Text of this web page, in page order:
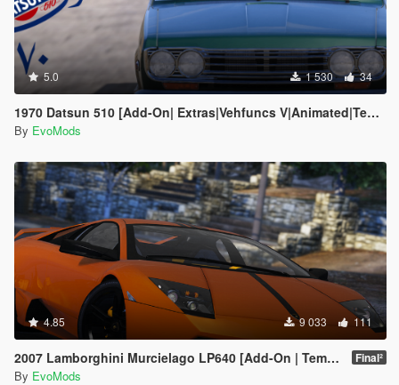
5.0 1 530 34
1970 Datsun 510 [Add-On| Extras|Vehfuncs V|Animated|Template]
By EvoMods
4.85 9 033 111
2007 Lamborghini Murcielago LP640 [Add-On | Template | VehFuncs V] Final²
By EvoMods